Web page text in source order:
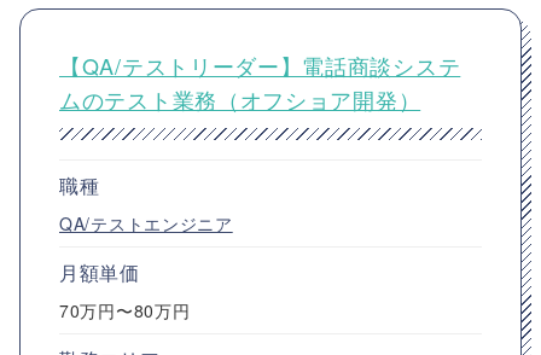
【QA/テストリーダー】電話商談システ
ムのテスト業務（オフショア開発）
職種
QA/テストエンジニア
月額単価
70万円〜80万円